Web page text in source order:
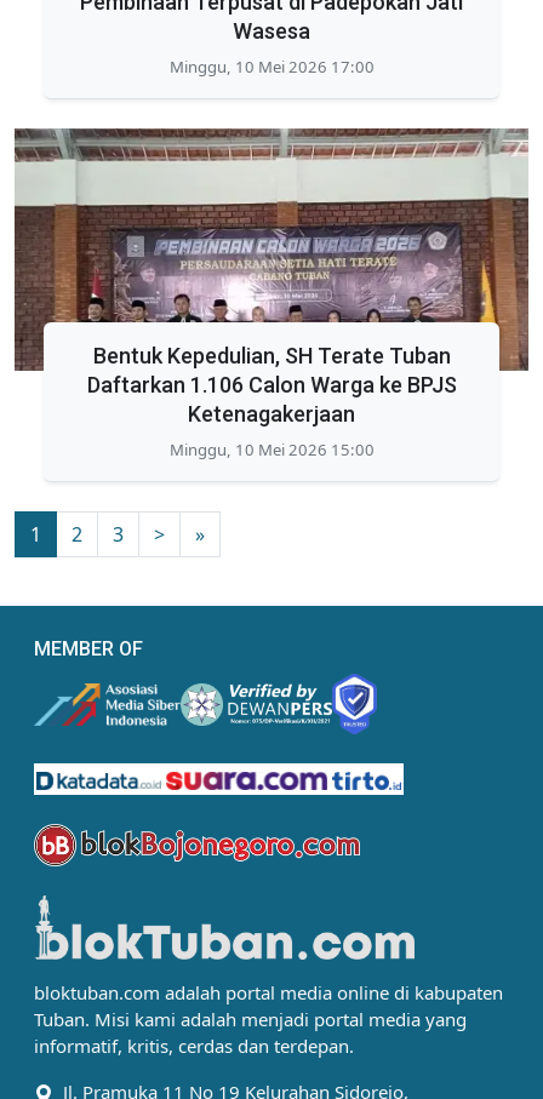
Wasesa
Minggu, 10 Mei 2026 17:00
Bentuk Kepedulian, SH Terate Tuban
Daftarkan 1.106 Calon Warga ke BPJS
Ketenagakerjaan
Minggu, 10 Mei 2026 15:00
1 2 3 > »
MEMBER OF
bloktuban.com adalah portal media online di kabupaten
Tuban. Misi kami adalah menjadi portal media yang
informatif, kritis, cerdas dan terdepan.
Jl. Pramuka 11 No 19 Kelurahan Sidorejo,